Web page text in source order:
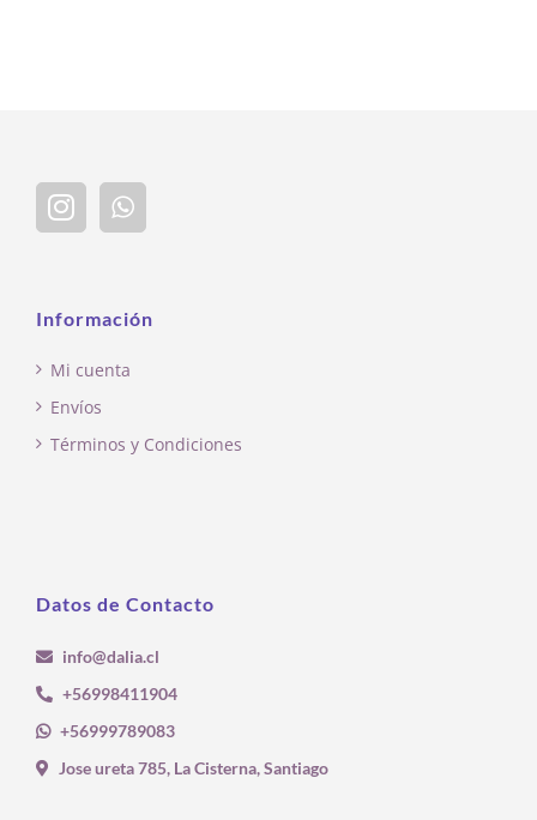
Información
Mi cuenta
Envíos
Términos y Condiciones
Datos de Contacto
info@dalia.cl
+56998411904
+56999789083
Jose ureta 785, La Cisterna, Santiago